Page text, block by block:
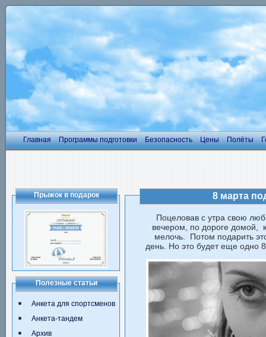
Главная Программы подготовки Безопасность Цены Полёты
Прыжок в подарок
Полезные статьи
Анкета для спортсменов
Анкета-тандем
Архив
8 марта
Поцеловав с утра свою
вечером, по дороге домой,
мелочь. Потом подарить
день. Но это будет еще одно